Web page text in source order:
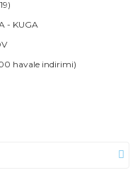
- KUGA
havale indirimi)